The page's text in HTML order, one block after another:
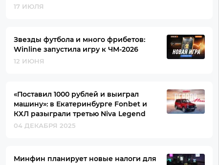
17 ИЮЛЯ
Звезды футбола и много фрибетов:
Winline запустила игру к ЧМ-2026
12 ИЮНЯ
«Поставил 1000 рублей и выиграл
машину»: в Екатеринбурге Fonbet и
КХЛ разыграли третью Niva Legend
04 ДЕКАБРЯ 2025
Минфин планирует новые налоги для